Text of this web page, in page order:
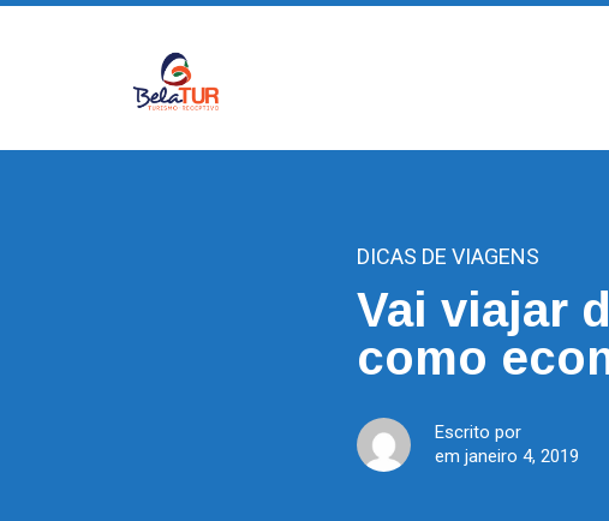
DICAS DE VIAGENS
Vai viajar
como
Escrito por
em janeiro 4, 2019